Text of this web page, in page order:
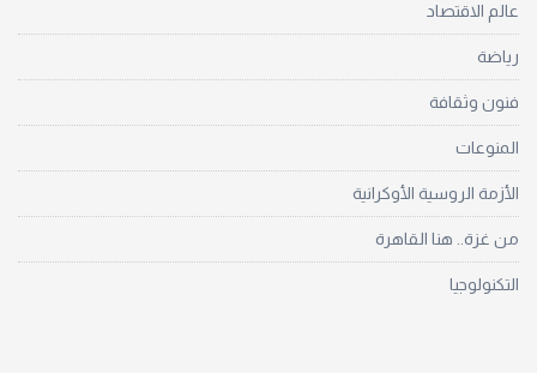
عالم الاقتصاد
رياضة
فنون وثقافة
المنوعات
الأزمة الروسية الأوكرانية
من غزة.. هنا القاهرة
التكنولوجيا